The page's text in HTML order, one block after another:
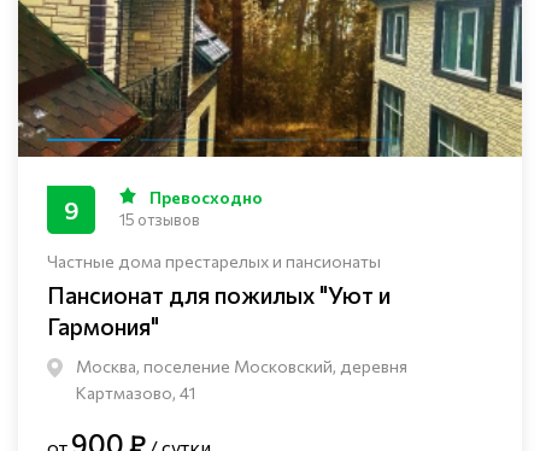
Частные дома престарелых и пансионаты
Пансионат для пожилых "Уют и
Гармония"
Москва, поселение Московский, деревня
Картмазово, 41
9 Превосходно
15 отзывов
900 ₽